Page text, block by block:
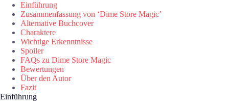
Einführung
Zusammenfassung von ‘Dime Store Magic’
Alternative Buchcover
Charaktere
Wichtige Erkenntnisse
Spoiler
FAQs zu Dime Store Magic
Bewertungen
Über den Autor
Fazit
Einführung